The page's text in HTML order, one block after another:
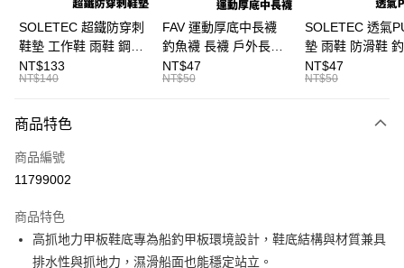
臺灣中小企業銀行
台中商業銀行
匯豐（台灣）商業銀行
華泰商業銀行
聯邦商業銀行
遠東國際商業銀行
元大商業銀行
台灣樂天信用卡公司
悠遊付
大哥付你分期
【大哥付你分期使用說明】
2.付款方式選擇「大哥付你分期」，訂單成立後會自動跳轉到大哥付的交易
流程，驗證手機門號後，選擇欲分期的期數、繳款截止日，確認付款後即完
4.訂單成立30分鐘內，如未前往確認交易或遇審核未通過，訂單將自動取
消。如遇「轉專審核」未通過狀況，表示未達大哥付你分期系統評分，恕無
法說明評估內容。
相關說明
【關於「AFTEE先享後付」】
便利好安心！
２．便利：只要手機號碼，簡訊認證，即可結帳。
３．安心：先確認商品／服務後，再付款。
貨到付款
SOLETEC 超鐵防穿刺
鞋墊 工作鞋 雨鞋 鋼頭
鞋配件 C667
NT$133
NT$140
FAV 運動厚底中長襪
釣魚襪 長襪 戶外長襪
運動襪 C668
NT$47
NT$50
SOLETEC 透氣
墊 雨鞋 防滑鞋
墊 溯溪鞋 C693
NT$47
NT$50
商品特色
商品編號
11799002
商品特色
高抓地力甲板鞋底專為船釣甲板環境設計，鞋底結構與材質兼具
排水性與抓地力，濕滑船面也能穩定站立。